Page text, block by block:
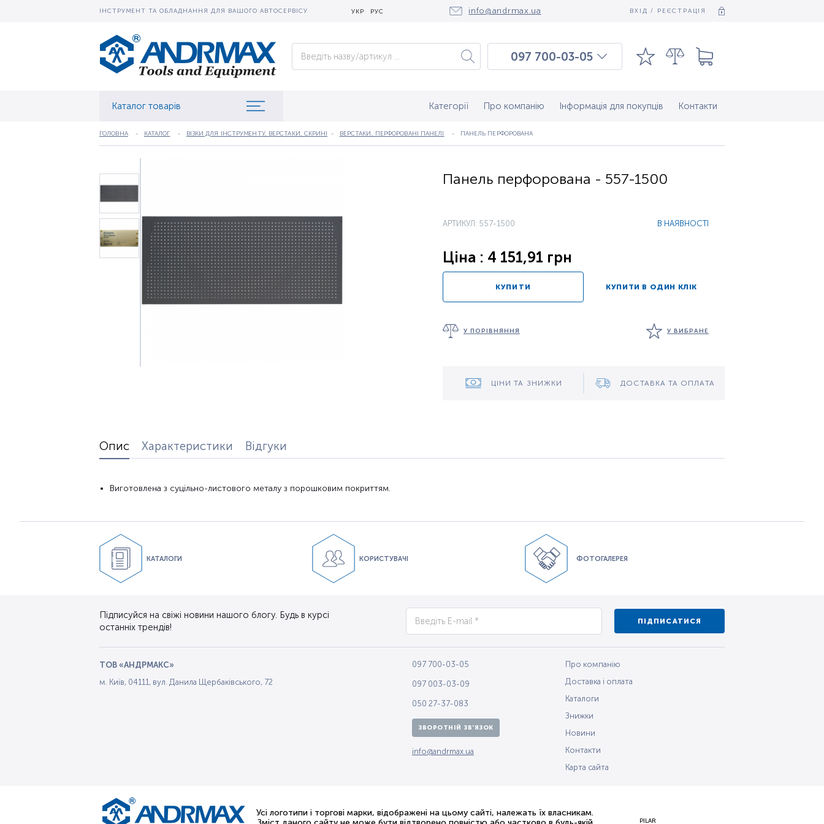
ІНСТРУМЕНТ ТА ОБЛАДНАННЯ ДЛЯ ВАШОГО АВТОСЕРВІСУ УКР РУС info@andrmax.ua ВХІД / РЕЄСТРАЦІЯ
097 700-03-05
097 003-03-09
Каталог товарів Категорії Про компанію Інформація для покупців Контакти
ГОЛОВНА КАТАЛОГ ВІЗКИ ДЛЯ ІНСТРУМЕНТУ, ВЕРСТАКИ, СКРИНІ ВЕРСТАКИ, ПЕРФОРОВАНІ ПАНЕЛІ ПАНЕЛЬ ПЕРФОРОВАНА
Панель перфорована - 557-1500
АРТИКУЛ: 557-1500 В НАЯВНОСТІ
Ціна : 4 151,91 грн
КУПИТИ КУПИТИ В ОДИН КЛІК
У ПОРІВНЯННЯ У ВИБРАНЕ
ЦІНИ ТА ЗНИЖКИ ДОСТАВКА ТА ОПЛАТА
Опис Характеристики Відгуки
Виготовлена з суцільно-листового металу з порошковим покриттям.
КАТАЛОГИ КОРИСТУВАЧІ ФОТОГАЛЕРЕЯ
Підписуйся на свіжі новини нашого блогу. Будь в курсі
останніх трендів!
ПІДПИСАТИСЯ
ТОВ «АНДРМАКС»
м. Київ, 04111, вул. Данила Щербаківського, 72
097 700-03-05
097 003-03-09
050 27-37-083
ЗВОРОТНІЙ ЗВ'ЯЗОК
info@andrmax.ua
Про компанію
Доставка і оплата
Каталоги
Знижки
Новини
Контакти
Карта сайта
Усі логотипи і торгові марки, відображені на цьому сайті, належать їх власникам.
PILAR